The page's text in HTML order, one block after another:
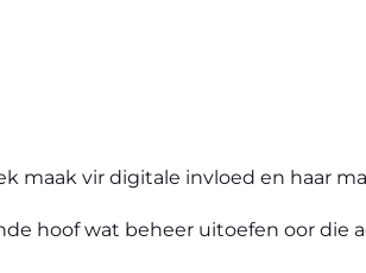
maak vir digitale invloed en haar
hoof wat beheer uitoefen oor